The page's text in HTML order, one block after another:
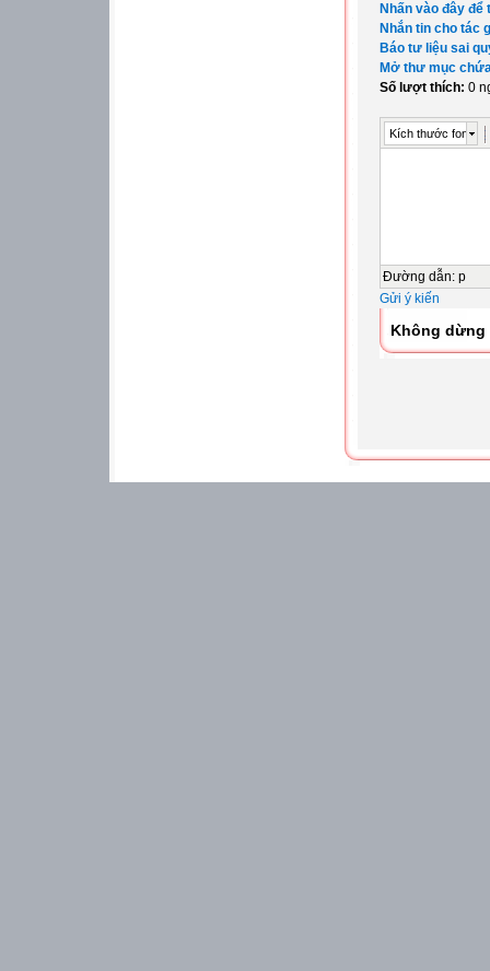
Nhấn vào đây để
Nhắn tin cho tác
Báo tư liệu sai
Mở thư mục
Số lượt thích: 0
Kích thước font
Đường dẫn: p
Gửi ý kiến
Không dừng